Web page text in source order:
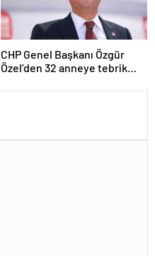
CHP Genel Başkanı Özgür
Özel’den 32 anneye tebrik